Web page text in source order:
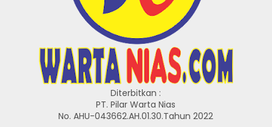
Diterbitkan :
PT. Pilar Warta Nias
No. AHU-043662.AH.01.30.Tahun 2022